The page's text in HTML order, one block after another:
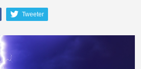
Tweeter